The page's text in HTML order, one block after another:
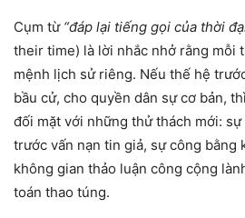
Cụm từ “đáp lại tiếng gọi của thời
their time) là lời nhắc nhở rằng mỗi
mệnh lịch sử riêng. Nếu thế hệ
bầu cử, cho quyền dân sự cơ bản,
đối mặt với những thử thách mới:
trước vấn nạn tin giả, sự công bằng
không gian thảo luận công cộng
toán thao túng.